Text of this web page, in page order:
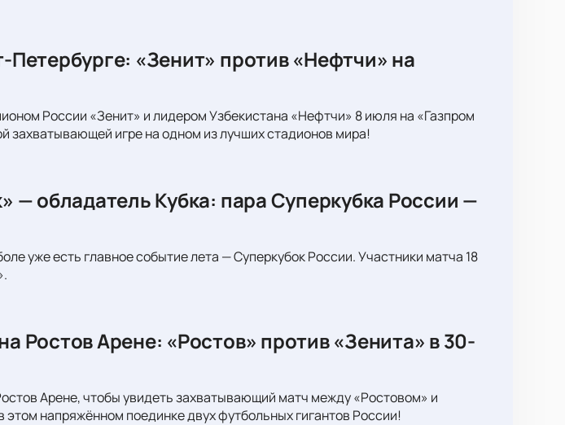
«Зенит» против «Нефтчи» на
России «Зенит» и лидером Узбекистана «Нефтчи» 8 июля на «Газпром
захватывающей игре на одном из лучших стадионов мира!
— обладатель Кубка: пара Суперкубка России —
уже есть главное событие лета — Суперкубок России. Участники матча 18
Ростов Арене: «Ростов» против «Зенита» в 30-
Арене, чтобы увидеть захватывающий матч между «Ростовом» и
напряжённом поединке двух футбольных гигантов России!